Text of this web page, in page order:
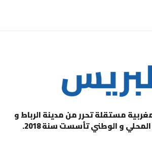
مستقلة تحرر من مدينة الرباط و
و الوطني تأسست سنة 2018.